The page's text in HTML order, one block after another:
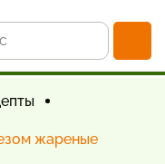
жареные